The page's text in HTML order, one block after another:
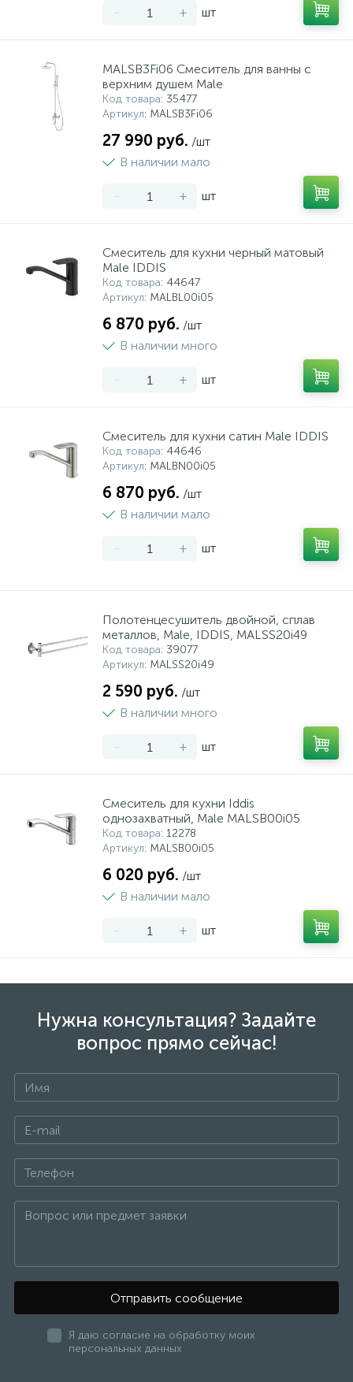
- + шт
MALSB3Fi06 Смеситель для ванны с
верхним душем Male
Код товара: 35477
Артикул: MALSB3Fi06
27 990 руб. /шт
В наличии мало
- + шт
Смеситель для кухни черный матовый
Male IDDIS
Код товара: 44647
Артикул: MALBL00i05
6 870 руб. /шт
В наличии много
- + шт
Смеситель для кухни сатин Male IDDIS
Код товара: 44646
Артикул: MALBN00i05
6 870 руб. /шт
В наличии мало
- + шт
Полотенцесушитель двойной, сплав
металлов, Male, IDDIS, MALSS20i49
Код товара: 39077
Артикул: MALSS20i49
2 590 руб. /шт
В наличии много
- + шт
Смеситель для кухни Iddis
однозахватный, Male MALSB00i05
Код товара: 12278
Артикул: MALSB00i05
6 020 руб. /шт
В наличии мало
- + шт
Нужна консультация? Задайте
вопрос прямо сейчас!
Отправить сообщение
Я даю согласие на обработку моих
персональных данных